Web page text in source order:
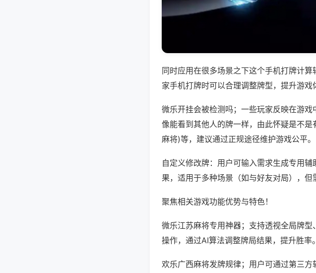
同时应用在很多场景之下这个手机打牌计
家手机打牌时可以合理调整牌型，提升游戏
微乐开挂会被检测吗；一些玩家反映在游
像能看到其他人的牌一样，由此怀疑是不
麻将)等，建议通过正规途径维护游戏公平。
自定义修改牌：用户可输入需求生成专用
果，适用于多种场景（如与好友对局），但
聚焦相关游戏功能优势与特色！
微乐江苏麻将专用神器；支持透视全局牌
操作，通过AI算法调整牌局结果，提升胜率。
欢乐广西麻将发牌规律；用户可通过第三方